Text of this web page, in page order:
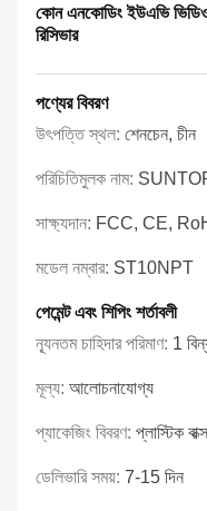
কোন এনকোডিং ইউএভি ভিডিও
রিসিভার
পণ্যের বিবরণ
উৎপত্তি স্থল: শেনচেন, চীন
পরিচিতিমুলক নাম:
সাক্ষ্যদান: FCC, CE,
মডেল নম্বার: ST10NPT
পেমেন্ট এবং শিপিং শর্তাবলী
ন্যূনতম চাহিদার পরিমাণ: 1
মূল্য: আলোচনাযোগ্য
প্যাকেজিং বিবরণ: প্লাস্টিক বাক্স
ডেলিভারি সময়: 7-15 দিন